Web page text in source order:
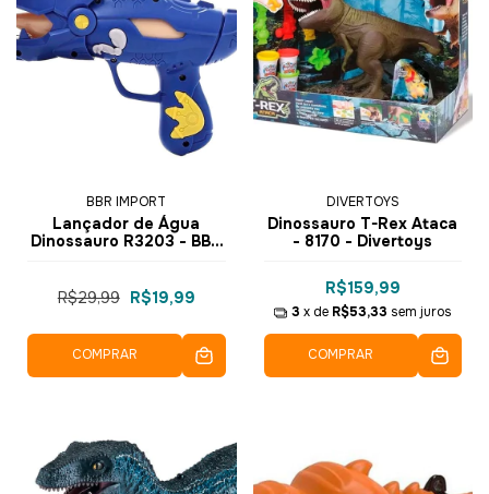
BBR IMPORT
Lançador de Água
Dinossauro R3203 - BBR
R$29,99 R$19,99
COMPRAR
DIVERTOYS
Dinossauro T-Rex Ataca
- 8170 - Divertoys
R$159,99
3 x de R$53,33 sem juros
COMPRAR